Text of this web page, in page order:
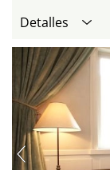
Detalles